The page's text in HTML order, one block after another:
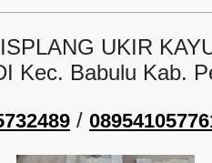
UKIR
Kec. Babulu Kab.
/